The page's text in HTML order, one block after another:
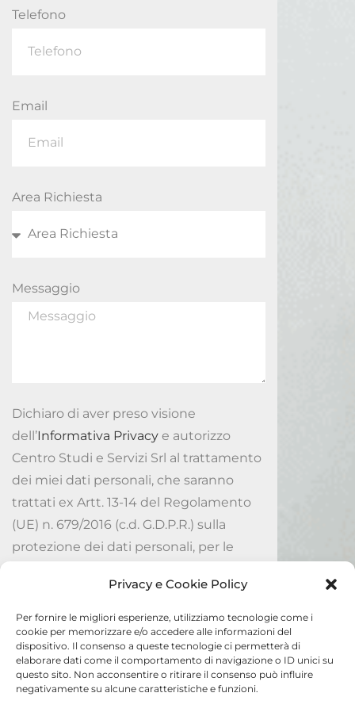
Privacy e Cookie Policy
Per fornire le migliori esperienze, utilizziamo tecnologie come i
cookie per memorizzare e/o accedere alle informazioni del
dispositivo. Il consenso a queste tecnologie ci permetterà di
elaborare dati come il comportamento di navigazione o ID unici su
questo sito. Non acconsentire o ritirare il consenso può influire
negativamente su alcune caratteristiche e funzioni.
Telefono
Email
Area Richiesta
Messaggio
Dichiaro di aver preso visione
dell’Informativa Privacy e autorizzo
Centro Studi e Servizi Srl al trattamento
dei miei dati personali, che saranno
trattati ex Artt. 13-14 del Regolamento
(UE) n. 679/2016 (c.d. G.D.P.R.) sulla
protezione dei dati personali, per le
Invia